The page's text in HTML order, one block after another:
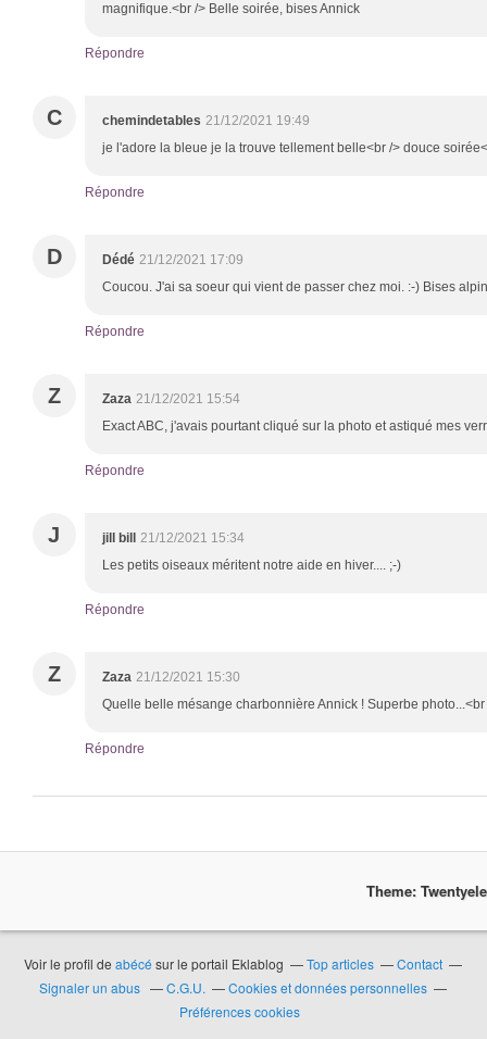
magnifique.<br /> Belle soirée, bises Annick
Répondre
C chemindetables 21/12/2021 19:49
je l'adore la bleue je la trouve tellement belle<br /> douce
Répondre
D Dédé 21/12/2021 17:09
Coucou. J'ai sa soeur qui vient de passer chez moi. :-) Bises
Répondre
Z Zaza 21/12/2021 15:54
Exact ABC, j'avais pourtant cliqué sur la photo et astiqué mes
Répondre
J jill bill
21/12/2021 15:34
Les petits oiseaux méritent notre aide en hiver.... ;-)
Répondre
Z Zaza 21/12/2021 15:30
Quelle belle mésange charbonnière Annick ! Superbe
Répondre
Theme:
Voir le profil deabécé sur le portail Eklablog Top articles
Contact
Signaler un abus
C.G.U.
Cookies et données personnelles
Préférences cookies